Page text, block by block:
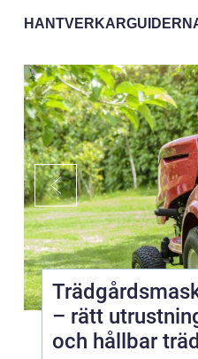
– rätt
och hållbar